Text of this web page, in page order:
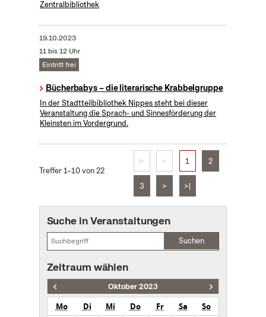
Zentralbibliothek
19.10.2023
11 bis 12 Uhr
Eintritt frei
Bücherbabys – die literarische Krabbelgruppe
In der Stadtteilbibliothek Nippes steht bei dieser
Veranstaltung die Sprach- und Sinnesförderung der
Kleinsten im Vordergrund.
Treffer 1–10 von 22
|< < 1 2
3 > >|
Suche in Veranstaltungen
Suchen
Zeitraum wählen
Oktober 2023
Mo Di Mi Do Fr Sa
So